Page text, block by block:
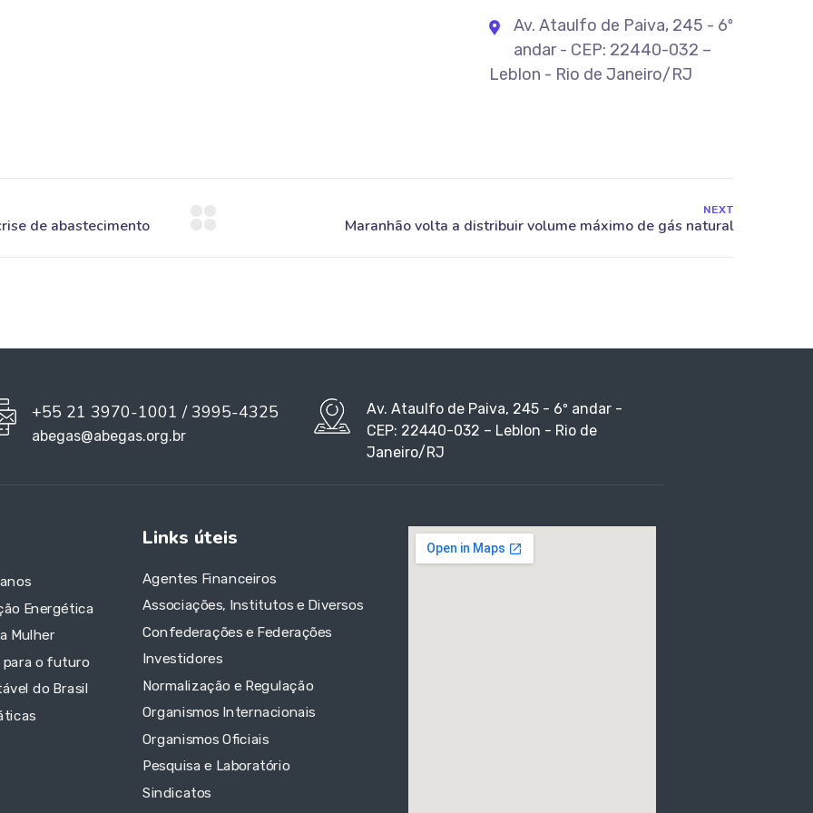
Av. Ataulfo de Paiva, 245 - 6º
andar - CEP: 22440-032 –
Leblon - Rio de Janeiro/RJ
NEXT
+55 21 3970-1001 / 3995-4325
abegas@abegas.org.br
Av. Ataulfo de Paiva, 245 - 6º andar -
CEP: 22440-032 – Leblon - Rio de
Janeiro/RJ
Energética
Mulher
para o futuro
do Brasil
Links úteis
Agentes Financeiros
Associações, Institutos e Diversos
Confederações e Federações
Investidores
Normalização e Regulação
Organismos Internacionais
Organismos Oficiais
Pesquisa e Laboratório
Sindicatos